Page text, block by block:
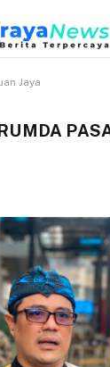
Jaya